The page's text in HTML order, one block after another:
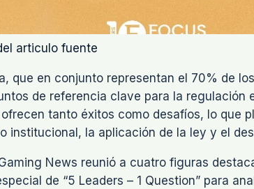
articulo fuente
que en conjunto representan el 70% de
de referencia clave para la regulación
tanto éxitos como desafíos, lo que
institucional, la aplicación de la ley y el
News reunió a cuatro figuras
de “5 Leaders – 1 Question” para